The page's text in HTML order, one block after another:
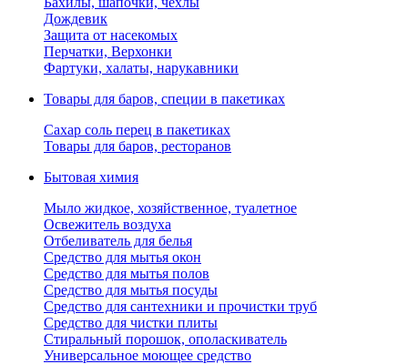
Дождевик
Защита от насекомых
Перчатки, Верхонки
Фартуки, халаты, нарукавники
Товары для баров, специи в пакетиках
Сахар соль перец в пакетиках
Товары для баров, ресторанов
Бытовая химия
Мыло жидкое, хозяйственное, туалетное
Освежитель воздуха
Отбеливатель для белья
Средство для мытья окон
Средство для мытья полов
Средство для мытья посуды
Средство для сантехники и прочистки труб
Средство для чистки плиты
Стиральный порошок, ополаскиватель
Универсальное моющее средство